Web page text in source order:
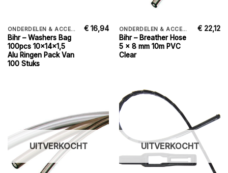
ONDERDELEN & ACCESSORIES
Bihr – Washers Bag
100pcs 10x14x1,5
Alu Ringen Pack Van
100 Stuks
€ 16,94 ONDERDELEN & ACCESSORIES
Bihr – Breather Hose
5 x 8 mm 10m PVC
Clear
€ 22,12
UITVERKOCHT UITVERKOCHT